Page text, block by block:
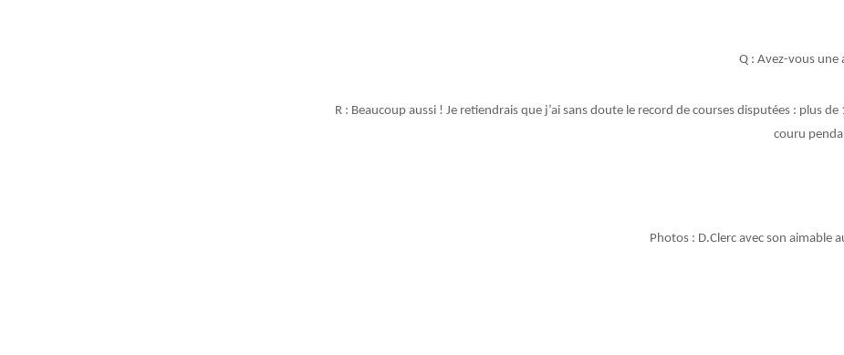
Q : Avez-vous une
R : Beaucoup aussi ! Je retiendrais que j’ai sans doute le record de courses disputées : plus de
couru
Photos : D.Clerc avec son aimable